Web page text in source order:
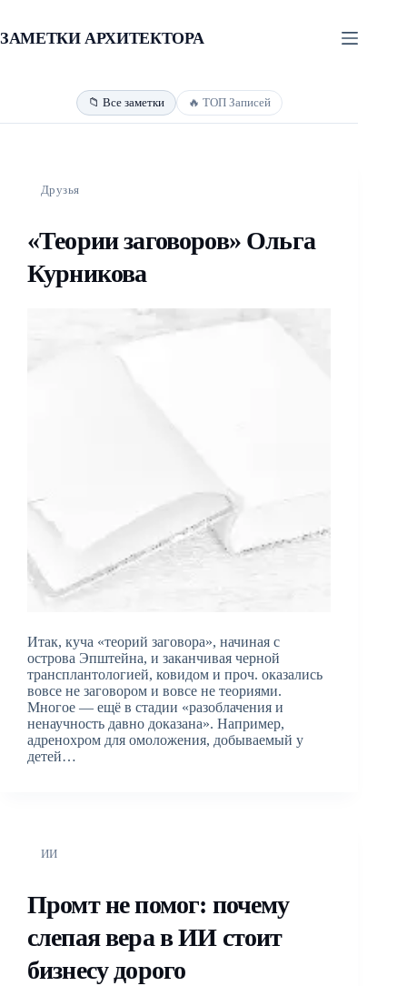
сути
ЗАМЕТКИ АРХИТЕКТОРА
📁 Все заметки 🔥 ТОП Записей
Друзья
«Теории заговоров» Ольга
Курникова
Итак, куча «теорий заговора», начиная с
острова Эпштейна, и заканчивая черной
трансплантологией, ковидом и проч. оказались
вовсе не заговором и вовсе не теориями.
Многое — ещё в стадии «разоблачения и
ненаучность давно доказана». Например,
адренохром для омоложения, добываемый у
детей…
ИИ
Промт не помог: почему
слепая вера в ИИ стоит
бизнесу дорого